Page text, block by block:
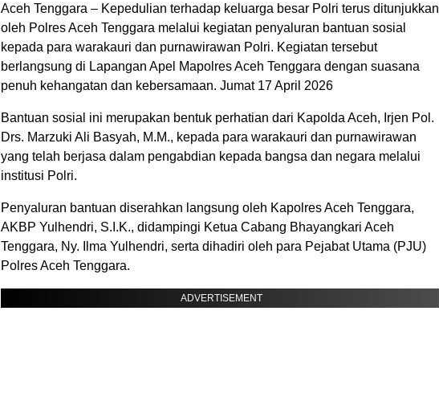
Aceh Tenggara – Kepedulian terhadap keluarga besar Polri terus ditunjukkan
oleh Polres Aceh Tenggara melalui kegiatan penyaluran bantuan sosial
kepada para warakauri dan purnawirawan Polri. Kegiatan tersebut
berlangsung di Lapangan Apel Mapolres Aceh Tenggara dengan suasana
penuh kehangatan dan kebersamaan. Jumat 17 April 2026
Bantuan sosial ini merupakan bentuk perhatian dari Kapolda Aceh, Irjen Pol.
Drs. Marzuki Ali Basyah, M.M., kepada para warakauri dan purnawirawan
yang telah berjasa dalam pengabdian kepada bangsa dan negara melalui
institusi Polri.
Penyaluran bantuan diserahkan langsung oleh Kapolres Aceh Tenggara,
AKBP Yulhendri, S.I.K., didampingi Ketua Cabang Bhayangkari Aceh
Tenggara, Ny. Ilma Yulhendri, serta dihadiri oleh para Pejabat Utama (PJU)
Polres Aceh Tenggara.
ADVERTISEMENT